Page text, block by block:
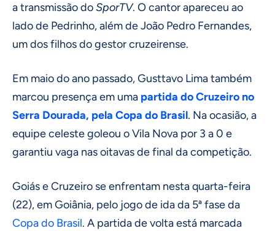
a transmissão doSporTV. O cantor apareceu ao
lado de Pedrinho, além de João Pedro Fernandes,
um dos filhos do gestor cruzeirense.
Em maio do ano passado, Gusttavo Lima também
marcou presença em uma partida do Cruzeiro no
Serra Dourada, pela Copa do Brasil. Na ocasião, a
equipe celeste goleou o Vila Nova por 3 a 0 e
garantiu vaga nas oitavas de final da competição.
Goiás e Cruzeiro se enfrentam nesta quarta-feira
(22), em Goiânia, pelo jogo de ida da 5ª fase da
Copa do Brasil. A partida de volta está marcada